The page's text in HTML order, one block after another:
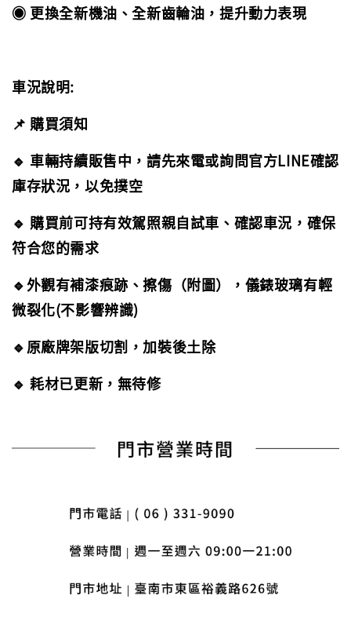
◉ 更換全新機油、全新齒輪油，提升動力表現
車況說明:
📌 購買須知
🔹 車輛持續販售中，請先來電或詢問官方LINE確認
庫存狀況，以免撲空
🔹 購買前可持有效駕照親自試車、確認車況，確保
符合您的需求
🔹外觀有補漆痕跡、擦傷（附圖），儀錶玻璃有輕
微裂化(不影響辨識)
🔹原廠牌架版切割，加裝後土除
🔹 耗材已更新，無待修